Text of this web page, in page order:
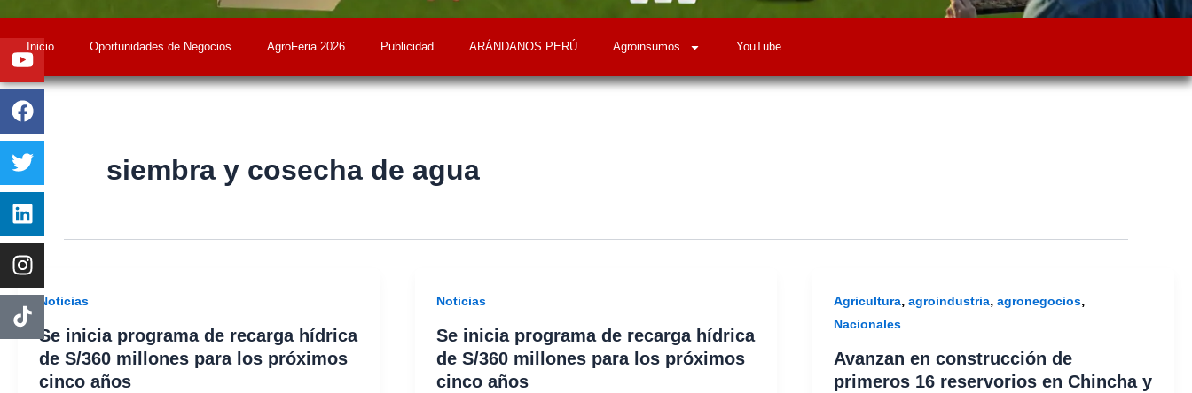
Inicio Oportunidades de Negocios AgroFeria 2026 Publicidad ARÁNDANOS PERÚ Agroinsumos YouTube
siembra y cosecha de agua
Noticias
Se inicia programa de recarga hídrica
de S/360 millones para los próximos
cinco años
Noticias
Se inicia programa de recarga hídrica
de S/360 millones para los próximos
cinco años
Agricultura, agroindustria, agronegocios,
Nacionales
Avanzan en construcción de
primeros 16 reservorios en Chincha y
Youtube
Facebook
Twitter
Linkedin
Instagram